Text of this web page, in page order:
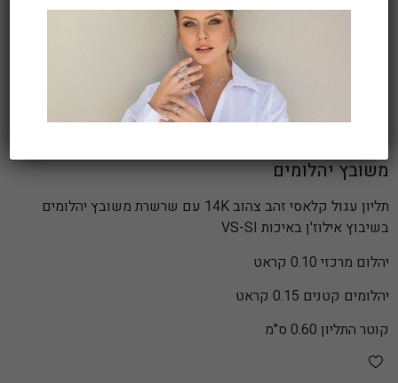
משובץ יהלומים
תליון עגול קלאסי זהב צהוב 14K עם שרשרת משובץ יהלומים
בשיבוץ אילוז'ן באיכות VS-SI
יהלום מרכזי 0.10 קראט
יהלומים קטנים 0.15 קראט
קוטר התליון 0.60 ס"מ